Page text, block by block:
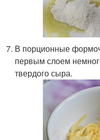
В порционные
первым слоем
твердого сыра.